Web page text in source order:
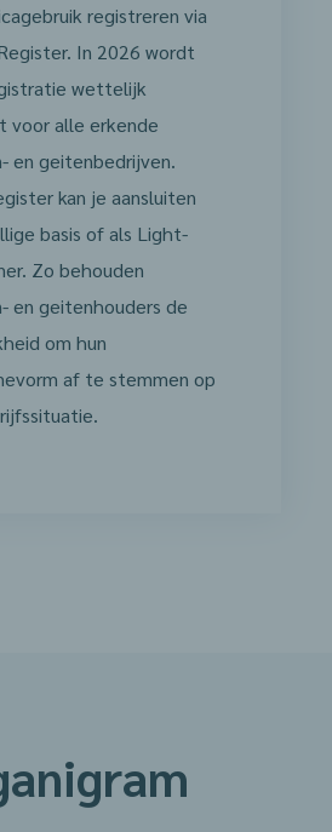
registreren via
In 2026 wordt
wettelijk
voor alle erkende
en geitenbedrijven.
kan je aansluiten
basis of als Light-
Zo behouden
en geitenhouders de
om hun
af te stemmen op